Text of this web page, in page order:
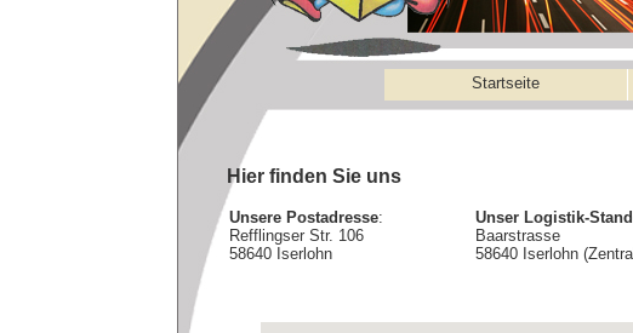
Startseite
Hier finden Sie uns
Unsere Postadresse:
Refflingser Str. 106
58640 Iserlohn
Unser Logistik-
Baarstrasse
58640 Iserlohn